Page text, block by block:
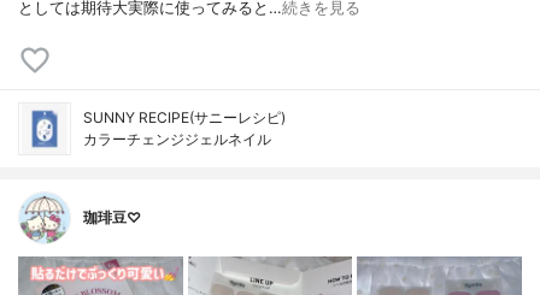
としては期待大実際に使ってみると…続きを見る
SUNNY RECIPE(サニーレシピ)
カラーチェンジジェルネイル
珈琲豆♡